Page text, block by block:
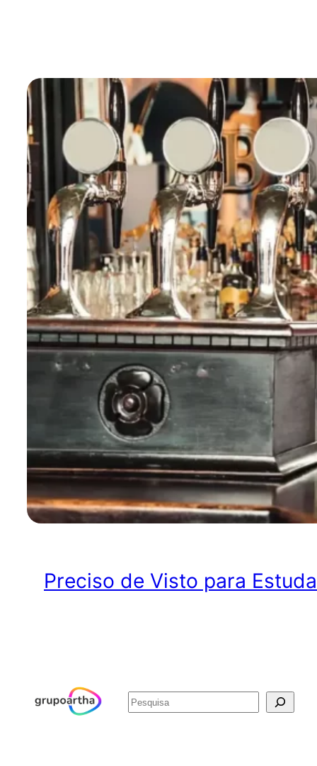
Preciso de Visto para